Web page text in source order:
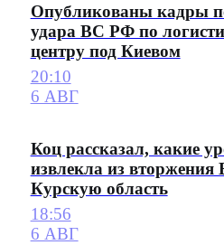
Опубликованы кадры
удара ВС РФ по
центру под Киевом
20:10
6 АВГ
Коц рассказал, какие
извлекла из
Курскую область
18:56
6 АВГ